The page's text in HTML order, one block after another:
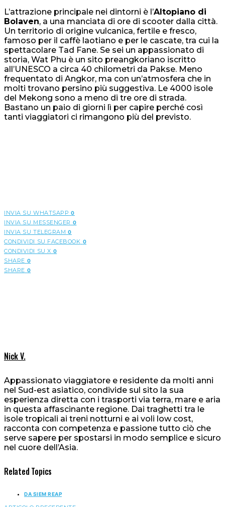
L’attrazione principale nei dintorni è l’Altopiano di
Bolaven, a una manciata di ore di scooter dalla città.
Un territorio di origine vulcanica, fertile e fresco,
famoso per il caffè laotiano e per le cascate, tra cui la
spettacolare Tad Fane. Se sei un appassionato di
storia, Wat Phu è un sito preangkoriano iscritto
all’UNESCO a circa 40 chilometri da Pakse. Meno
frequentato di Angkor, ma con un’atmosfera che in
molti trovano persino più suggestiva. Le 4000 isole
del Mekong sono a meno di tre ore di strada.
Bastano un paio di giorni lì per capire perché così
tanti viaggiatori ci rimangono più del previsto.
INVIA SU WHATSAPP 0
INVIA SU MESSENGER 0
INVIA SU TELEGRAM 0
CONDIVIDI SU FACEBOOK 0
CONDIVIDI SU X 0
SHARE 0
SHARE 0
Nick V.
Appassionato viaggiatore e residente da molti anni
nel Sud-est asiatico, condivide sul sito la sua
esperienza diretta con i trasporti via terra, mare e aria
in questa affascinante regione. Dai traghetti tra le
isole tropicali ai treni notturni e ai voli low cost,
racconta con competenza e passione tutto ciò che
serve sapere per spostarsi in modo semplice e sicuro
nel cuore dell’Asia.
Related Topics
DA SIEM REAP